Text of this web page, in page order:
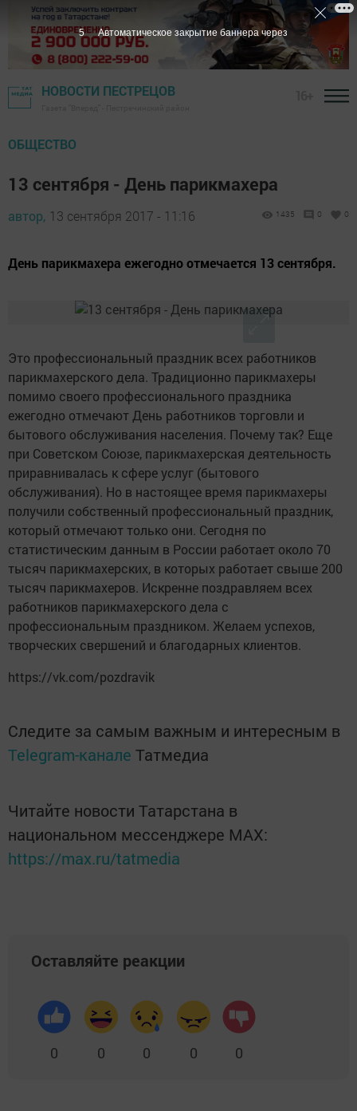
НОВОСТИ ПЕСТРЕЦОВ
ОБЩЕСТВО
13 сентября - День парикмахера
автор, 13 сентября 2017 - 11:16 1435 0 0
День парикмахера ежегодно отмечается 13 сентября.
Это профессиональный праздник всех работников
парикмахерского дела. Традиционно парикмахеры
помимо своего профессионального праздника
ежегодно отмечают День работников торговли и
бытового обслуживания населения. Почему так? Еще
при Советском Союзе, парикмахерская деятельность
приравнивалась к сфере услуг (бытового
обслуживания). Но в настоящее время парикмахеры
получили собственный профессиональный праздник,
который отмечают только они. Сегодня по
статистическим данным в России работает около 70
тысяч парикмахерских, в которых работает свыше 200
тысяч парикмахеров. Искренне поздравляем всех
работников парикмахерского дела с
профессиональным праздником. Желаем успехов,
творческих свершений и благодарных клиентов.
https://vk.com/pozdravik
Следите за самым важным и интересным в
Telegram-канале Татмедиа
Читайте новости Татарстана в
национальном мессенджере MАХ:
https://max.ru/tatmedia
Оставляйте реакции
0 0 0 0 0
5 Автоматическое закрытие баннера через